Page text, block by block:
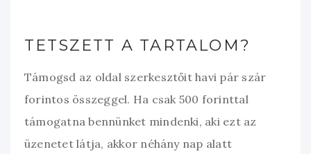
TETSZETT A TARTALOM?
Támogsd az oldal szerkesztőit havi pár szár
forintos összeggel. Ha csak 500 forinttal
támogatna bennünket mindenki, aki ezt az
üzenetet látja, akkor néhány nap alatt